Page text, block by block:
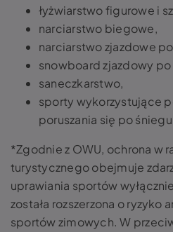
łyżwiarstwo figurowe i
narciarstwo biegowe,
narciarstwo zjazdowe
snowboard zjazdowy
saneczkarstwo,
sporty wykorzystujące
poruszania się po
*Zgodnie z OWU, ochrona w
turystycznego obejmuje
uprawiania sportów
została rozszerzona o ryzyko
sportów zimowych. W